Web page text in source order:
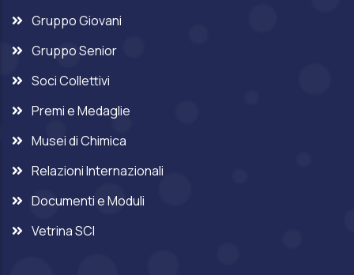
Gruppo Giovani
Gruppo Senior
Soci Collettivi
Premi e Medaglie
Musei di Chimica
Relazioni Internazionali
Documenti e Moduli
Vetrina SCI